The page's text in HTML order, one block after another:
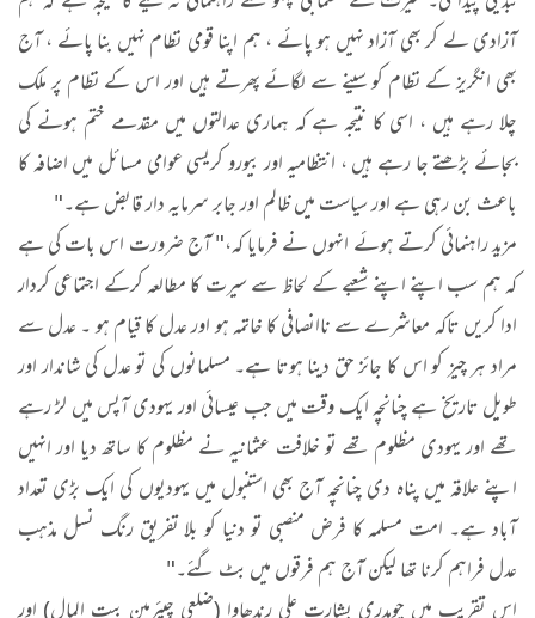
آزادی لے کر بھی آزاد نہیں ہو پائے ، ہم اپنا قومی نظام نہیں بنا پائے ، آج
بھی انگریز کے نظام کو سینے سے لگائے پھرتے ہیں اور اس کے نظام پر ملک
چلا رہے ہیں ، اسی کا نتیجہ ہے کہ ہماری عدالتوں میں مقدمے ختم ہونے کی
بجائے بڑھتے جا رہے ہیں ، انتظامیہ اور بیورو کریسی عوامی مسائل میں اضافہ کا
باعث بن رہی ہے اور سیاست میں ظالم اور جابر سرمایہ دار قابض ہے۔"
مزید راہنمائی کرتے ہوئے انہوں نے فرمایا کہ،" آج ضرورت اس بات کی ہے
کہ ہم سب اپنے اپنے شعبے کے لحاظ سے سیرت کا مطالعہ کرکے اجتماعی کردار
ادا کریں تاکہ معاشرے سے ناانصافی کا خاتمہ ہو اور عدل کا قیام ہو ۔ عدل سے
مراد ہر چیز کو اس کا جائز حق دینا ہوتا ہے۔ مسلمانوں کی تو عدل کی شاندار اور
طویل تاریخ ہے چنانچہ ایک وقت میں جب عیسائی اور یہودی آپس میں لڑ رہے
تھے اور یہودی مظلوم تھے تو خلافت عثمانیہ نے مظلوم کا ساتھ دیا اور انہیں
اپنے علاقہ میں پناہ دی چنانچہ آج بھی استنبول میں یہودیوں کی ایک بڑی تعداد
آباد ہے۔ امت مسلمہ کا فرض منصبی تو دنیا کو بلا تفریق رنگ نسل مذہب
عدل فراہم کرنا تھا لیکن آج ہم فرقوں میں بٹ گئے۔"